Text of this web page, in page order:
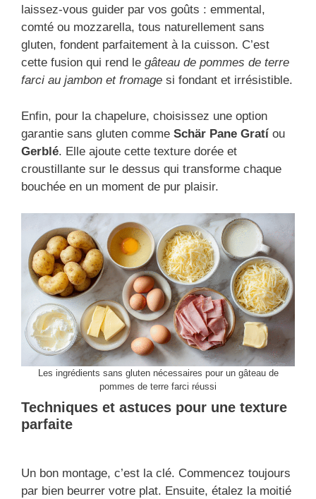
laissez-vous guider par vos goûts : emmental,
comté ou mozzarella, tous naturellement sans
gluten, fondent parfaitement à la cuisson. C’est
cette fusion qui rend le gâteau de pommes de terre
farci au jambon et fromage si fondant et irrésistible.
Enfin, pour la chapelure, choisissez une option
garantie sans gluten comme Schär Pane Gratí ou
Gerblé. Elle ajoute cette texture dorée et
croustillante sur le dessus qui transforme chaque
bouchée en un moment de pur plaisir.
Les ingrédients sans gluten nécessaires pour un gâteau de
pommes de terre farci réussi
Techniques et astuces pour une texture
parfaite
Un bon montage, c’est la clé. Commencez toujours
par bien beurrer votre plat. Ensuite, étalez la moitié